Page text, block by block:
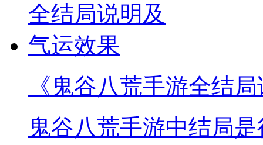
《鬼谷八荒手游全结
鬼谷八荒手游中结局